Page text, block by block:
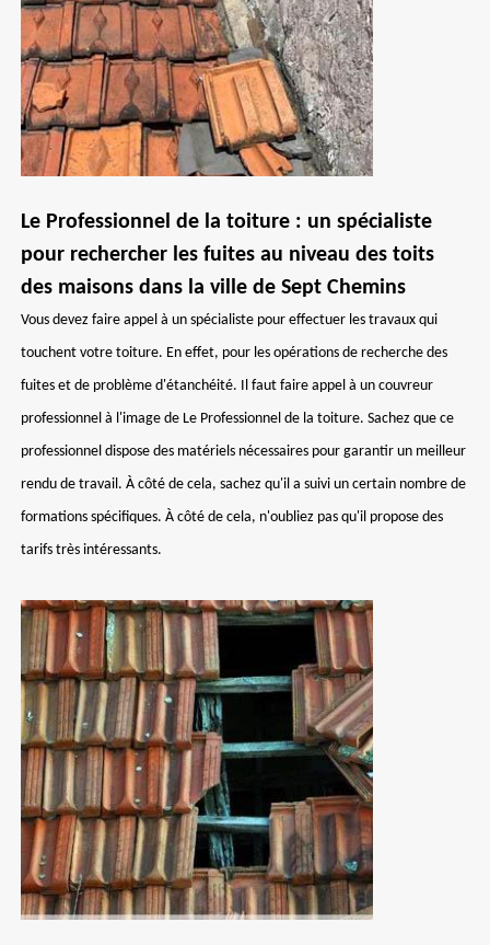
Le Professionnel de la toiture : un spécialiste
pour rechercher les fuites au niveau des toits
des maisons dans la ville de Sept Chemins
Vous devez faire appel à un spécialiste pour effectuer les travaux qui
touchent votre toiture. En effet, pour les opérations de recherche des
fuites et de problème d'étanchéité. Il faut faire appel à un couvreur
professionnel à l'image de Le Professionnel de la toiture. Sachez que ce
professionnel dispose des matériels nécessaires pour garantir un meilleur
rendu de travail. À côté de cela, sachez qu'il a suivi un certain nombre de
formations spécifiques. À côté de cela, n'oubliez pas qu'il propose des
tarifs très intéressants.